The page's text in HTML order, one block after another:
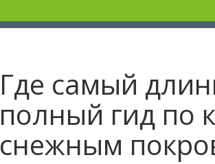
Где самый
полный гид по
снежным